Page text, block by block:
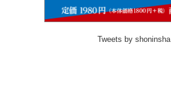
Tweets by shoninsha